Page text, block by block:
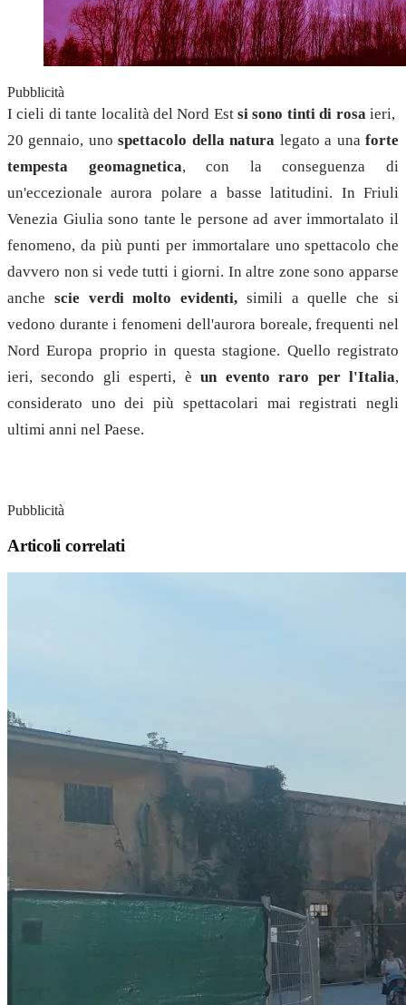
Pubblicità
I cieli di tante località del Nord Estsi sono tinti di rosaieri,
20 gennaio, unospettacolo della natura legato a unaforte
tempesta geomagnetica, con la conseguenza di
un'eccezionale aurora polare a basse latitudini. In Friuli
Venezia Giulia sono tante le persone ad aver immortalato il
fenomeno, da più punti per immortalare uno spettacolo che
davvero non si vede tutti i giorni. In altre zone sono apparse
anche scie verdi molto evidenti, simili a quelle che si
vedono durante i fenomeni dell'aurora boreale, frequenti nel
Nord Europa proprio in questa stagione. Quello registrato
ieri, secondo gli esperti, èun evento raro per l'Italia,
considerato uno dei più spettacolari mai registrati negli
ultimi anni nel Paese.
Pubblicità
Articoli correlati